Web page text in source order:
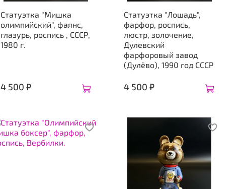
Статуэтка "Мишка
олимпийский", фаянс,
глазурь, роспись , СССР,
1980 г.
4 500 ₽
Статуэтка "Лошадь",
фарфор, роспись,
люстр, золочение,
Дулевский
фарфоровый завод
(Дулёво), 1990 год СССР
4 500 ₽